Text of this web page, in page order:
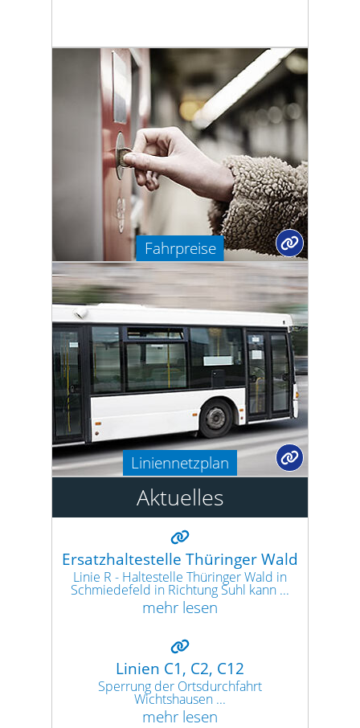
Fahrpreise
Liniennetzplan
Aktuelles
Ersatzhaltestelle Thüringer Wald
Linie R - Haltestelle Thüringer Wald in
Schmiedefeld in Richtung Suhl kann ...
mehr lesen
Linien C1, C2, C12
Sperrung der Ortsdurchfahrt
Wichtshausen ...
mehr lesen